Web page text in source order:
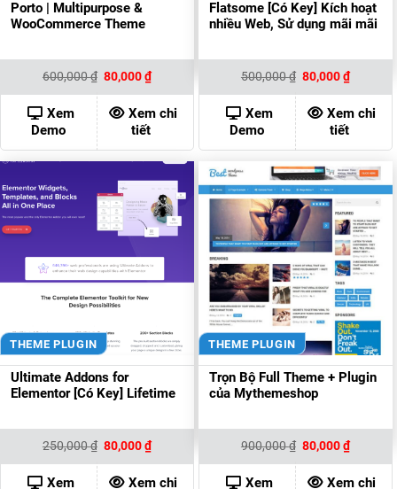
Porto | Multipurpose &
WooCommerce Theme
600,000₫ Giá
gốc
là:
600,000 ₫.
80,000₫Giá
hiện
tại
là:
80,000 ₫.
Xem
Demo
Xem chi
tiết
Flatsome [Có Key] Kích hoạt
nhiều Web, Sử dụng mãi mãi
500,000₫ Giá
gốc
là:
500,000 ₫.
80,000₫Giá
hiện
tại
là:
80,000
Xem
Demo
Xem chi
tiết
THEME PLUGIN
Ultimate Addons for
Elementor [Có Key] Lifetime
250,000₫ Giá
gốc
là:
250,000 ₫.
80,000₫Giá
hiện
tại
là:
Xem
Xem chi
THEME PLUGIN
Trọn Bộ Full Theme + Plugin
của Mythemeshop
900,000₫ Giá
gốc
là:
900,000 ₫.
80,000₫Giá
hiện
tại
là:
Xem
Xem chi